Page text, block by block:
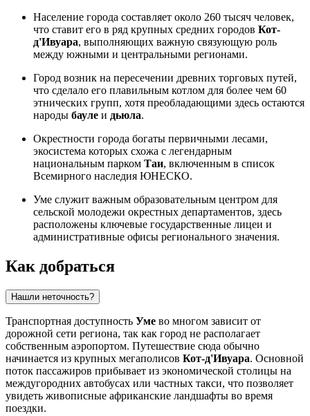
Население города составляет около 260 тысяч человек,
что ставит его в ряд крупных средних городов Кот-
д'Ивуара, выполняющих важную связующую роль
между южными и центральными регионами.
Город возник на пересечении древних торговых путей,
что сделало его плавильным котлом для более чем 60
этнических групп, хотя преобладающими здесь остаются
народы бауле и дьюла.
Окрестности города богаты первичными лесами,
экосистема которых схожа с легендарным
национальным парком Таи, включенным в список
Всемирного наследия ЮНЕСКО.
Уме служит важным образовательным центром для
сельской молодежи окрестных департаментов, здесь
расположены ключевые государственные лицеи и
административные офисы регионального значения.
Как добраться
Нашли неточность?
Транспортная доступность Уме во многом зависит от
дорожной сети региона, так как город не располагает
собственным аэропортом. Путешествие сюда обычно
начинается из крупных мегаполисов Кот-д'Ивуара. Основной
поток пассажиров прибывает из экономической столицы на
междугородних автобусах или частных такси, что позволяет
увидеть живописные африканские ландшафты во время
поездки.